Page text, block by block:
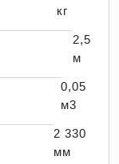
кг
2,5
м
0,05
м3
2 330
мм